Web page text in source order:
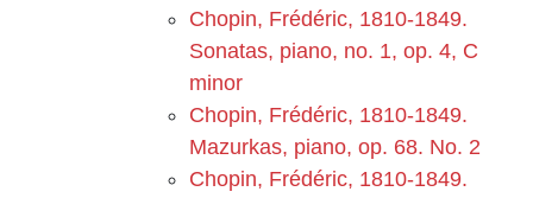
Chopin, Frédéric, 1810-1849.
Sonatas, piano, no. 1, op. 4, C
minor
Chopin, Frédéric, 1810-1849.
Mazurkas, piano, op. 68. No. 2
Chopin, Frédéric, 1810-1849.